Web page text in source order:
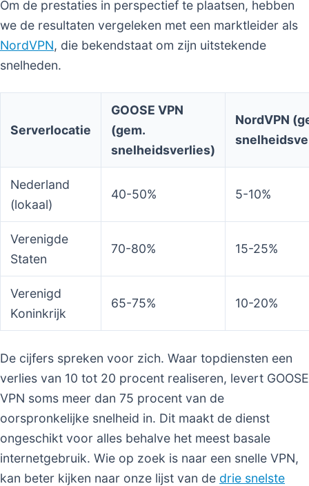
Om de prestaties in perspectief te plaatsen, hebben
we de resultaten vergeleken met een marktleider als
NordVPN, die bekendstaat om zijn uitstekende
snelheden.
Serverlocatie
GOOSE VPN
(gem.
snelheidsverlies)
NordVPN
Nederland
(lokaal)
40-50% 5-10%
Verenigde
Staten
70-80% 15-25%
Verenigd
Koninkrijk
65-75% 10-20%
De cijfers spreken voor zich. Waar topdiensten een
verlies van 10 tot 20 procent realiseren, levert GOOSE
VPN soms meer dan 75 procent van de
oorspronkelijke snelheid in. Dit maakt de dienst
ongeschikt voor alles behalve het meest basale
internetgebruik. Wie op zoek is naar een snelle VPN,
kan beter kijken naar onze lijst van de drie snelste